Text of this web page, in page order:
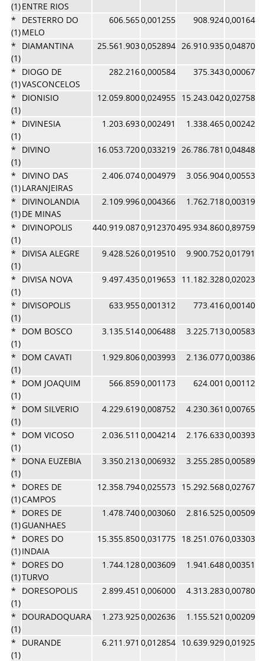
(1)ENTRE RIOS
*
(1)
DESTERRO DO
MELO
606.5650,001255 908.9240,001645
*
(1)
DIAMANTINA 25.561.9030,052894 26.910.9350,048706
*
(1)
DIOGO DE
VASCONCELOS
282.2160,000584 375.3430,000679
*
(1)
DIONISIO 12.059.8000,024955 15.243.0420,027588
*
(1)
DIVINESIA 1.203.6930,002491 1.338.4650,002422
*
(1)
DIVINO 16.053.7200,033219 26.786.781 0,048481
*
(1)
DIVINO DAS
LARANJEIRAS
2.406.0740,004979 3.056.9040,005533
*
(1)
DIVINOLANDIA
DE MINAS
2.109.9960,004366 1.762.7180,003190
*
(1)
DIVINOPOLIS 440.919.0870,912370495.934.8600,897593
*
(1)
DIVISA ALEGRE 9.428.5260,019510 9.900.7520,017919
*
(1)
DIVISA NOVA 9.497.4350,019653 11.182.3280,020239
*
(1)
DIVISOPOLIS 633.9550,001312 773.4160,001400
*
(1)
DOM BOSCO 3.135.5140,006488 3.225.7130,005838
*
(1)
DOM CAVATI 1.929.8060,003993 2.136.0770,003866
*
(1)
DOM JOAQUIM 566.8590,001173 624.001 0,001129
*
(1)
DOM SILVERIO 4.229.6190,008752 4.230.361 0,007657
*
(1)
DOM VICOSO 2.036.511 0,004214 2.176.6330,003939
*
(1)
DONA EUZEBIA 3.350.2130,006932 3.255.2850,005892
*
(1)
DORES DE
CAMPOS
12.358.7940,025573 15.292.5680,027678
*
(1)
DORES DE
GUANHAES
1.478.7400,003060 2.816.5250,005098
*
(1)
DORES DO
INDAIA
15.355.8500,031775 18.251.0760,033033
*
(1)
DORES DO
TURVO
1.744.1280,003609 1.941.6480,003514
*
(1)
DORESOPOLIS 2.899.451 0,006000 4.313.2830,007807
*
(1)
DOURADOQUARA 1.273.9250,002636 1.155.521 0,002091
*
(1)
DURANDE 6.211.971 0,012854 10.639.9290,019257